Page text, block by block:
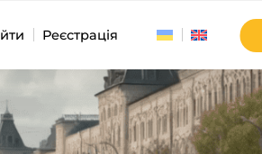
Реєстрація